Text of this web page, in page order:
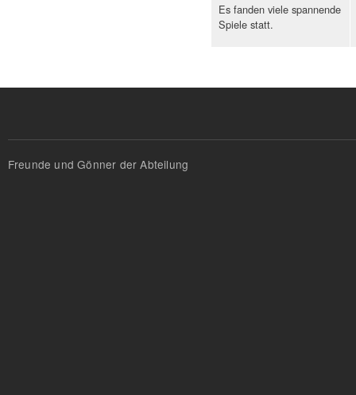
Es fanden viele spannende
Spiele statt.
Freunde und Gönner der Abteilung